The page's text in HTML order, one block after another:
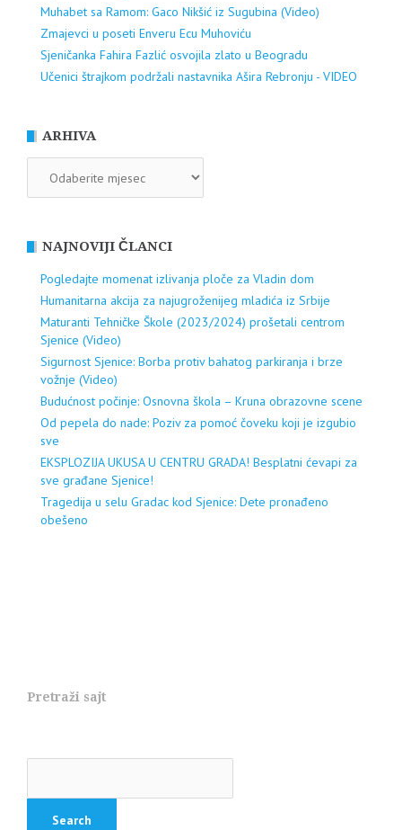
Muhabet sa Ramom: Gaco Nikšić iz Sugubina (Video)
Zmajevci u poseti Enveru Ecu Muhoviću
Sjeničanka Fahira Fazlić osvojila zlato u Beogradu
Učenici štrajkom podržali nastavnika Ašira Rebronju - VIDEO
ARHIVA
NAJNOVIJI ČLANCI
Pogledajte momenat izlivanja ploče za Vladin dom
Humanitarna akcija za najugroženijeg mladića iz Srbije
Maturanti Tehničke Škole (2023/2024) prošetali centrom
Sjenice (Video)
Sigurnost Sjenice: Borba protiv bahatog parkiranja i brze
vožnje (Video)
Budućnost počinje: Osnovna škola – Kruna obrazovne scene
Od pepela do nade: Poziv za pomoć čoveku koji je izgubio
sve
EKSPLOZIJA UKUSA U CENTRU GRADA! Besplatni ćevapi za
sve građane Sjenice!
Tragedija u selu Gradac kod Sjenice: Dete pronađeno
obešeno
Pretraži sajt